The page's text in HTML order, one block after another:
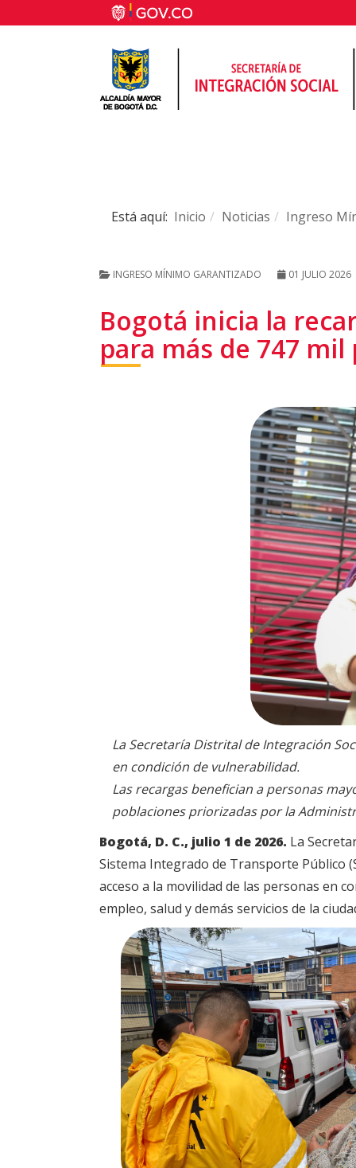
Está aquí: Inicio Noticias Ingreso
INGRESO MÍNIMO GARANTIZADO 01 JULIO 2026
Bogotá inicia la
para más de 747
La Secretaría Distrital de Integración
en condición de vulnerabilidad.
Las recargas benefician a personas
poblaciones priorizadas por la
Bogotá, D. C., julio 1 de 2026. La
Sistema Integrado de Transporte Público
acceso a la movilidad de las personas en
empleo, salud y demás servicios de la